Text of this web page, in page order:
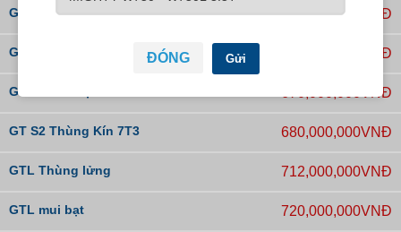
GTL chassi 660,000,000VNĐ
GT S2 Thùng Lửng 7T3 665,000,000VNĐ
GT S2 Mui Bạt 7.3T 670,000,000VNĐ
GT S2 Thùng Kín 7T3 680,000,000VNĐ
GTL Thùng lửng 712,000,000VNĐ
GTL mui bạt 720,000,000VNĐ
ĐÓNG Gửi